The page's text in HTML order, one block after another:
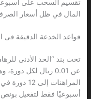
تقسيم السحب على
المال في ظل أسعار
قواعد الخدعة الدقيقة في
تحت بند “الحد الأدنى
عن 0.01 ريال لكل
أسبوعيًا فقط لتفعيل بونص 100% بقيمة 500